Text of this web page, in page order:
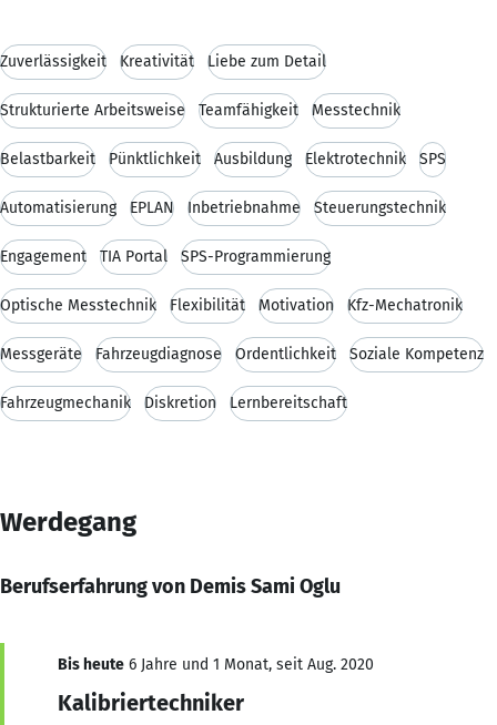
Zuverlässigkeit Kreativität Liebe zum Detail
Strukturierte Arbeitsweise Teamfähigkeit Messtechnik
Belastbarkeit Pünktlichkeit Ausbildung Elektrotechnik SPS
Automatisierung EPLAN Inbetriebnahme Steuerungstechnik
Engagement TIA Portal SPS-Programmierung
Optische Messtechnik Flexibilität Motivation Kfz-Mechatronik
Messgeräte Fahrzeugdiagnose Ordentlichkeit Soziale Kompetenz
Fahrzeugmechanik Diskretion Lernbereitschaft
Werdegang
Berufserfahrung von Demis Sami Oglu
Bis heute 6 Jahre und 1 Monat, seit Aug. 2020
Kalibriertechniker